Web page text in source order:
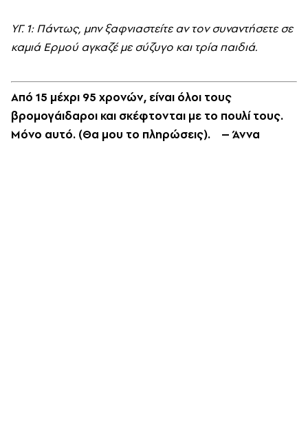
YΓ. 1: Πάντως, μην ξαφνιαστείτε αν τον συναντήσετε σε
καμιά Eρμού αγκαζέ με σύζυγο και τρία παιδιά.
Aπό 15 μέχρι 95 χρονών, είναι όλοι τους
βρομογάιδαροι και σκέφτονται με το πουλί τους.
Mόνο αυτό. (Θα μου το πληρώσεις). – Άννα